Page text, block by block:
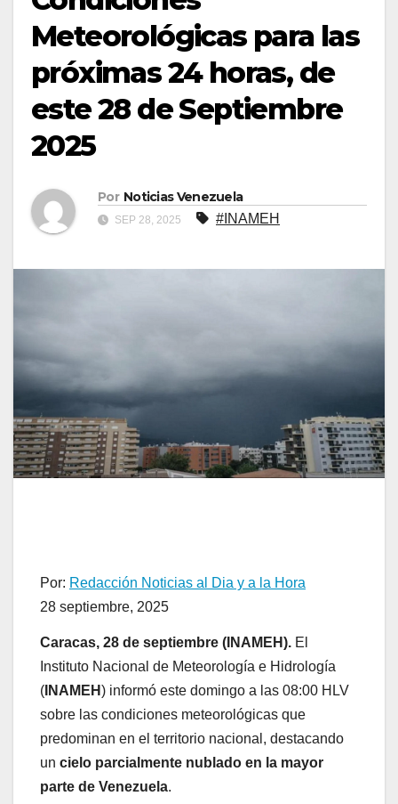
Meteorológicas para las
próximas 24 horas, de
este 28 de Septiembre
2025
Por Noticias Venezuela
SEP 28, 2025 #INAMEH
Por: Redacción Noticias al Dia y a la Hora
28 septiembre, 2025
Caracas, 28 de septiembre (INAMEH). El
Instituto Nacional de Meteorología e Hidrología
( INAMEH) informó este domingo a las 08:00 HLV
sobre las condiciones meteorológicas que
predominan en el territorio nacional, destacando
un cielo parcialmente nublado en la mayor
parte de Venezuela.